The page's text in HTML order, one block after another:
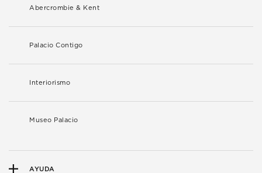
Abercrombie & Kent
Palacio Contigo
Interiorismo
Museo Palacio
AYUDA